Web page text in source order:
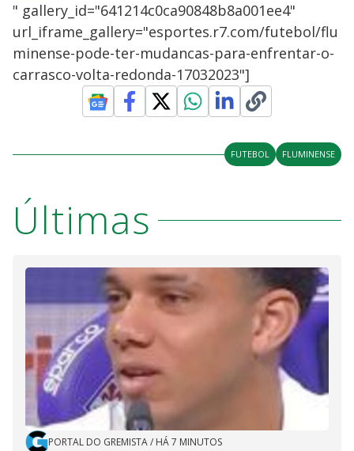
" gallery_id="641214c0ca90848b8a001ee4"
url_iframe_gallery="esportes.r7.com/futebol/flu
minense-pode-ter-mudancas-para-enfrentar-o-
carrasco-volta-redonda-17032023"]
FUTEBOL FLUMINENSE
Últimas
PORTAL DO GREMISTA/ HÁ 7 MINUTOS